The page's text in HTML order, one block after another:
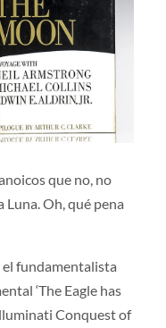
que no, no
Oh, qué pena
fundamentalista
‘The Eagle has
Conquest of